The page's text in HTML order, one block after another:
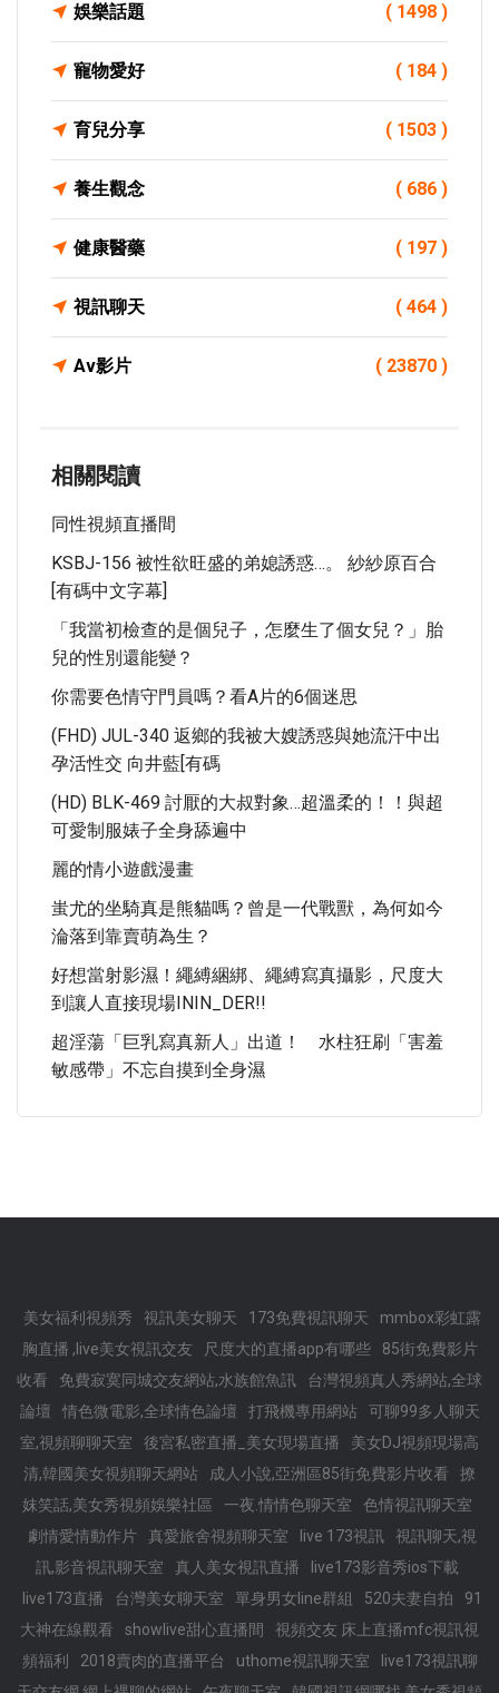
娛樂話題 ( 1498 )
寵物愛好 ( 184 )
育兒分享 ( 1503 )
養生觀念 ( 686 )
健康醫藥 ( 197 )
視訊聊天 ( 464 )
Av影片 ( 23870 )
相關閱讀
同性視頻直播間
KSBJ-156 被性欲旺盛的弟媳誘惑…。 紗紗原百合
[有碼中文字幕]
「我當初檢查的是個兒子，怎麼生了個女兒？」胎
兒的性別還能變？
你需要色情守門員嗎？看A片的6個迷思
(FHD) JUL-340 返鄉的我被大嫂誘惑與她流汗中出
孕活性交 向井藍[有碼
(HD) BLK-469 討厭的大叔對象…超溫柔的！！與超
可愛制服婊子全身舔遍中
麗的情小遊戲漫畫
蚩尤的坐騎真是熊貓嗎？曾是一代戰獸，為何如今
淪落到靠賣萌為生？
好想當射影濕！繩縛綑綁、繩縛寫真攝影，尺度大
到讓人直接現場ININ_DER!!
超淫蕩「巨乳寫真新人」出道！ 水柱狂刷「害羞
敏感帶」不忘自摸到全身濕
美女福利視頻秀 視訊美女聊天 173免費視訊聊天
mmbox彩虹露
胸直播 ,live美女視訊交友
尺度大的直播app有哪些
85街免費影片
收看
免費寂寞同城交友網站,水族館魚訊
台灣視頻真人秀網站,全球
論壇
情色微電影,全球情色論壇 打飛機專用網站
可聊99多人聊天
室,視頻聊聊天室
後宮私密直播_美女現場直播
美女DJ視頻現場高
清,韓國美女視頻聊天網站
成人小說,亞洲區85街免費影片收看
撩
妺笑話,美女秀視頻娛樂社區
一夜.情情色聊天室
色情視訊聊天室
劇情愛情動作片
真愛旅舍視頻聊天室 live 173視訊
視訊聊天,視
訊,影音視訊聊天室
真人美女視訊直播
live173影音秀ios下載
live173直播
台灣美女聊天室 單身男女line群組 520夫妻自拍
91
大神在線觀看
showlive甜心直播間
視頻交友 床上直播mfc視訊視
頻福利
2018賣肉的直播平台 uthome視訊聊天室
live173視訊聊